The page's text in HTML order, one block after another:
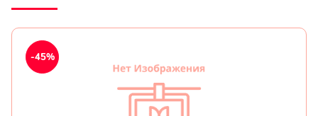
-45%